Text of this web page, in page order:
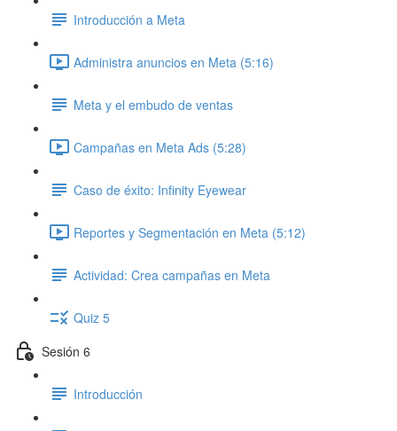
Introducción a Meta
Administra anuncios en Meta (5:16)
Meta y el embudo de ventas
Campañas en Meta Ads (5:28)
Caso de éxito: Infinity Eyewear
Reportes y Segmentación en Meta (5:12)
Actividad: Crea campañas en Meta
Quiz 5
Sesión 6
Introducción